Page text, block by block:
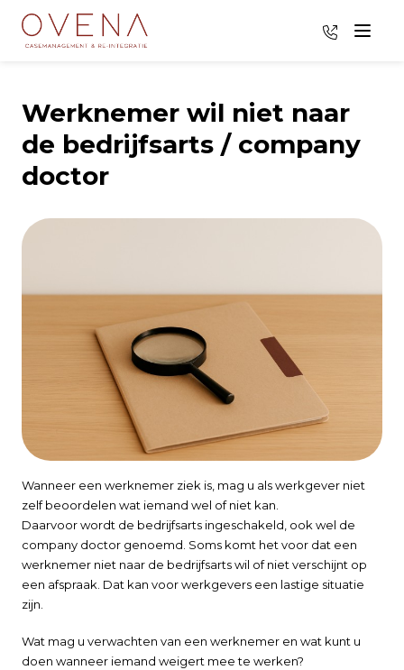
Menu
035 -
Werknemer wil niet naar
de bedrijfsarts / company
doctor
Wanneer een werknemer ziek is, mag u als werkgever niet
zelf beoordelen wat iemand wel of niet kan.
Daarvoor wordt de bedrijfsarts ingeschakeld, ook wel de
company doctor genoemd. Soms komt het voor dat een
werknemer niet naar de bedrijfsarts wil of niet verschijnt op
een afspraak. Dat kan voor werkgevers een lastige situatie
zijn.
Wat mag u verwachten van een werknemer en wat kunt u
doen wanneer iemand weigert mee te werken?